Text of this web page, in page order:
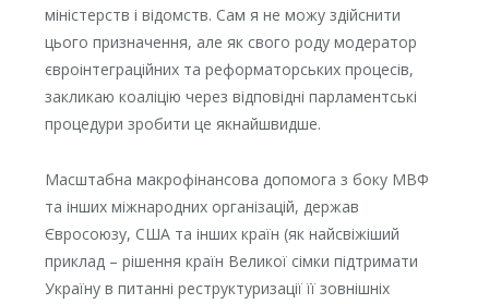
міністерств і відомств. Сам я не можу здійснити
цього призначення, але як свого роду модератор
євроінтеграційних та реформаторських процесів,
закликаю коаліцію через відповідні парламентські
процедури зробити це якнайшвидше.
Масштабна макрофінансова допомога з боку МВФ
та інших міжнародних організацій, держав
Євросоюзу, США та інших країн (як найсвіжіший
приклад – рішення країн Великої сімки підтримати
Україну в питанні реструктуризації її зовнішніх